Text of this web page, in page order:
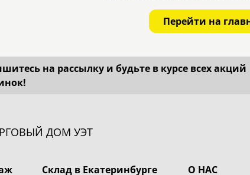
Перейти на
на рассылку и будьте в курсе всех акций
ДОМ УЭТ
Склад в Екатеринбурге О НАС